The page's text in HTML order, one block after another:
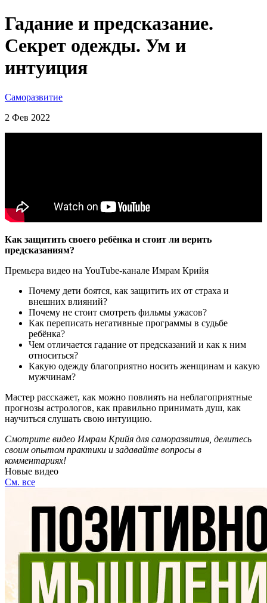
Гадание и предсказание.
Секрет одежды. Ум и
интуиция
Саморазвитие
2 Фев 2022
Как защитить своего ребёнка и стоит ли верить
предсказаниям?
Премьера видео на YouTube-канале Имрам Крийя
Почему дети боятся, как защитить их от страха и
внешних влияний?
Почему не стоит смотреть фильмы ужасов?
Как переписать негативные программы в судьбе
ребёнка?
Чем отличается гадание от предсказаний и как к ним
относиться?
Какую одежду благоприятно носить женщинам и какую
мужчинам?
Мастер расскажет, как можно повлиять на неблагоприятные
прогнозы астрологов, как правильно принимать душ, как
научиться слушать свою интуицию.
Смотрите видео Имрам Крийя для саморазвития, делитесь
своим опытом практики и задавайте вопросы в
комментариях!
Новые видео
См. все